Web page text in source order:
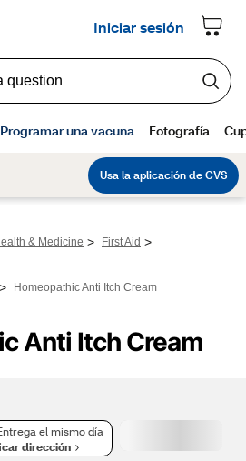
& Medicine > First Aid >
> Homeopathic Anti Itch Cream
Anti Itch Cream
el mismo día
dirección